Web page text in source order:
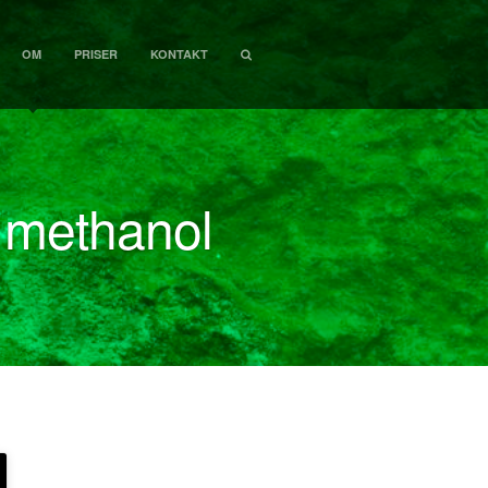
OM PRISER KONTAKT